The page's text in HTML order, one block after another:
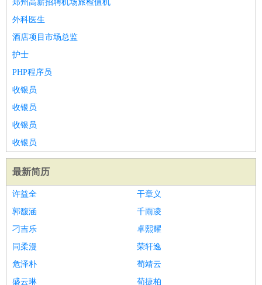
郑州高薪招聘机场旅检值机
外科医生
酒店项目市场总监
护士
PHP程序员
收银员
收银员
收银员
收银员
最新简历
许益全
干章义
郭馥涵
千雨凌
刁吉乐
卓熙耀
同柔漫
荣轩逸
危泽朴
荀靖云
盛云琳
荀捷柏